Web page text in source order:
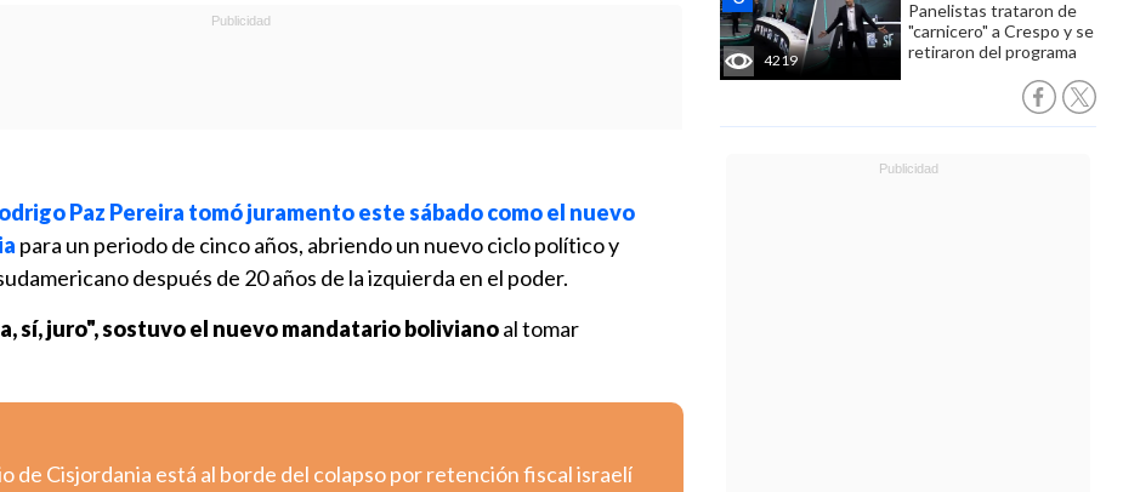
4219
Panelistas trataron de
"carnicero" a Crespo y se
retiraron del programa
Paz Pereira tomó juramento este sábado como el nuevo
para un periodo de cinco años, abriendo un nuevo ciclo político y
después de 20 años de la izquierda en el poder.
sí, juro", sostuvo el nuevo mandatario bolivianoal tomar
de Cisjordania está al borde del colapso por retención fiscal israelí